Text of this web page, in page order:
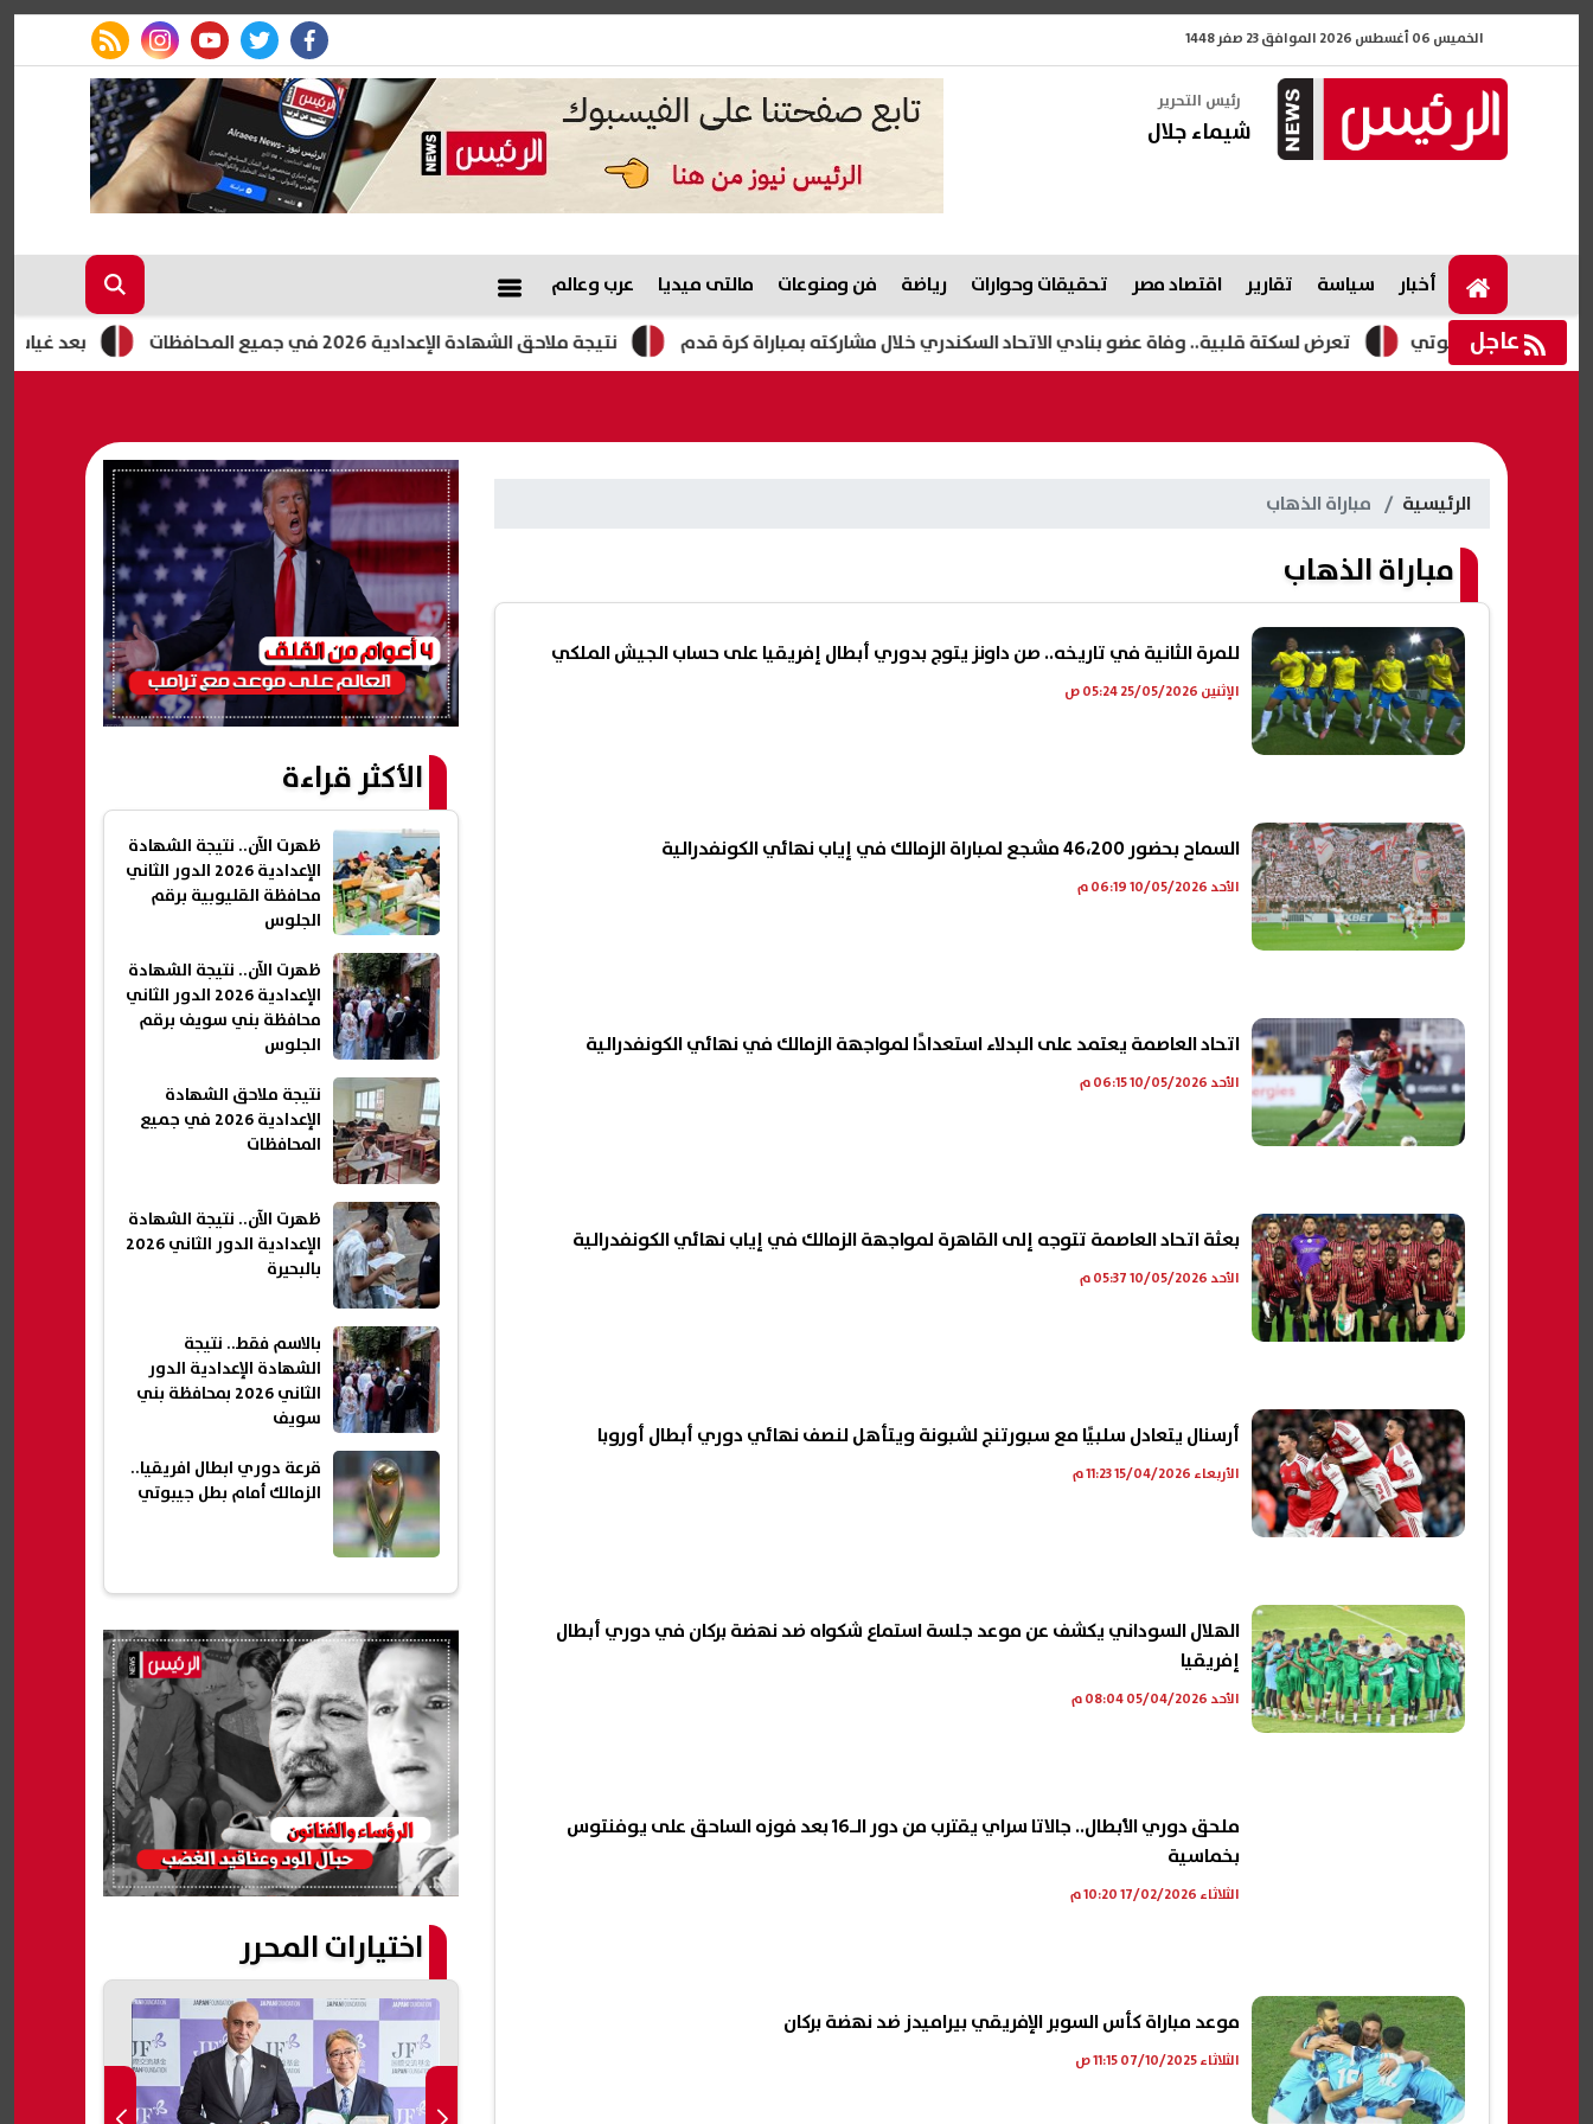
الخميس 06 أغسطس 2026 الموافق 23 صفر 1448
facebook
twitter
youtube
instagram
rss feed
رئيس التحرير
شيماء جلال
أخبار سياسة تقارير اقتصاد مصر تحقيقات وحوارات رياضة فن ومنوعات مالتى ميديا عرب وعالم
عاجل بعد غياب 4 سنوات.. محمد رمضان يهدي مسلسله الجديد للراحل عمر الشريف نتيجة ملاحق الشهادة الإعدادية 2026 في جميع المحافظات تعرض لسكتة قلبية.. وفاة عضو بنادي الاتحاد السكندري خلال مشاركته بمباراة كرة قدم بطل جيبوتي
الرئيسية مباراة الذهاب
مباراة الذهاب
للمرة الثانية في تاريخه.. صن داونز يتوج بدوري أبطال إفريقيا على حساب الجيش الملكي
الإثنين 25/05/2026 05:24 ص
السماح بحضور 46،200 مشجع لمباراة الزمالك في إياب نهائي الكونفدرالية
الأحد 10/05/2026 06:19 م
اتحاد العاصمة يعتمد على البدلاء استعدادًا لمواجهة الزمالك في نهائي الكونفدرالية
الأحد 10/05/2026 06:15 م
بعثة اتحاد العاصمة تتوجه إلى القاهرة لمواجهة الزمالك في إياب نهائي الكونفدرالية
الأحد 10/05/2026 05:37 م
أرسنال يتعادل سلبيًا مع سبورتنج لشبونة ويتأهل لنصف نهائي دوري أبطال أوروبا
الأربعاء 15/04/2026 11:23 م
الهلال السوداني يكشف عن موعد جلسة استماع شكواه ضد نهضة بركان في دوري أبطال
إفريقيا
الأحد 05/04/2026 08:04 م
ملحق دوري الأبطال.. جالاتا سراي يقترب من دور الـ16 بعد فوزه الساحق على يوفنتوس
بخماسية
الثلاثاء 17/02/2026 10:20 م
موعد مباراة كأس السوبر الإفريقي بيراميدز ضد نهضة بركان
الثلاثاء 07/10/2025 11:15 ص
الأكثر قراءة
ظهرت الآن.. نتيجة الشهادة
الإعدادية 2026 الدور الثاني
محافظة القليوبية برقم
الجلوس
ظهرت الآن.. نتيجة الشهادة
الإعدادية 2026 الدور الثاني
محافظة بني سويف برقم
الجلوس
نتيجة ملاحق الشهادة
الإعدادية 2026 في جميع
المحافظات
ظهرت الآن.. نتيجة الشهادة
الإعدادية الدور الثاني 2026
بالبحيرة
بالاسم فقط.. نتيجة
الشهادة الإعدادية الدور
الثاني 2026 بمحافظة بني
سويف
قرعة دوري ابطال افريقيا..
الزمالك أمام بطل جيبوتي
اختيارات المحرر